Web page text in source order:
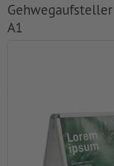
A1